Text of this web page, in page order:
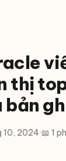
thị
bản
10, 2024·📖 1